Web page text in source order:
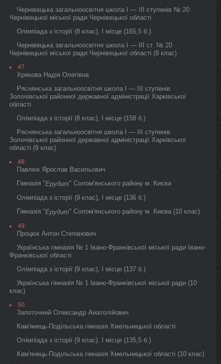
Чернівецька загальноосвітня школа I — III ступенів № 20
Чернівецької міської ради Чернівецької області
Олімпіада з історії (8 клас), I місце (165,5 б.)
Чернівецька загальноосвітня школа I — III ст. № 20
Чернівецької міської ради Чернівецької області (9 клас)
47.
Хрякова Надія Олегівна
Ряснянська загальноосвітня школа I — III ступенів
Золочівської районної державної адміністрації Харківської
області
Олімпіада з історії (8 клас), I місце (158 б.)
Ряснянська загальноосвітня школа I — III ступенів
Золочівської районної державної адміністрації Харківської
області (9 клас)
48.
Павлюк Ярослав Васильович
Гімназія "Ерудит" Солом'янського району м. Києва
Олімпіада з історії (9 клас), I місце (136 б.)
Гімназія "Ерудит" Солом'янського району м. Києва (10 клас)
49.
Процюк Антон Степанович
Українська гімназія № 1 Івано-Франківської міської ради Івано-
Франківської області
Олімпіада з історії (9 клас), I місце (137 б.)
Українська гімназія № 1 Івано-Франківської міської ради (10
клас)
50.
Запоточний Олександр Анатолійович
Кам'янець-Подільська гімназія Хмельницької області
Олімпіада з історії (9 клас), I місце (135,5 б.)
Кам'янець-Подільська гімназія Хмельницької області (10 клас)